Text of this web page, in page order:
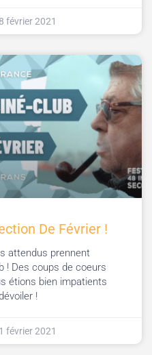
8 février 2021
De Février !
attendus prennent
! Des coups de coeurs
étions bien impatients
!
1 février 2021